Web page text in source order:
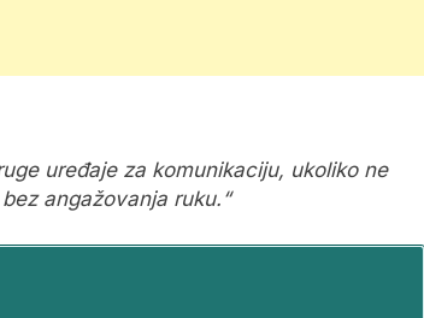
uređaje za komunikaciju, ukoliko ne
angažovanja ruku.“